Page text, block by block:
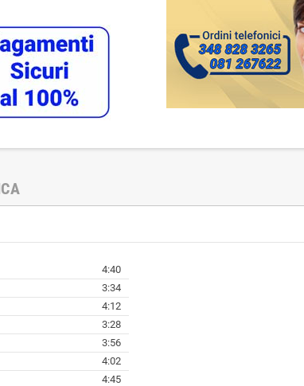
4:40
3:34
4:12
3:28
3:56
4:02
4:45